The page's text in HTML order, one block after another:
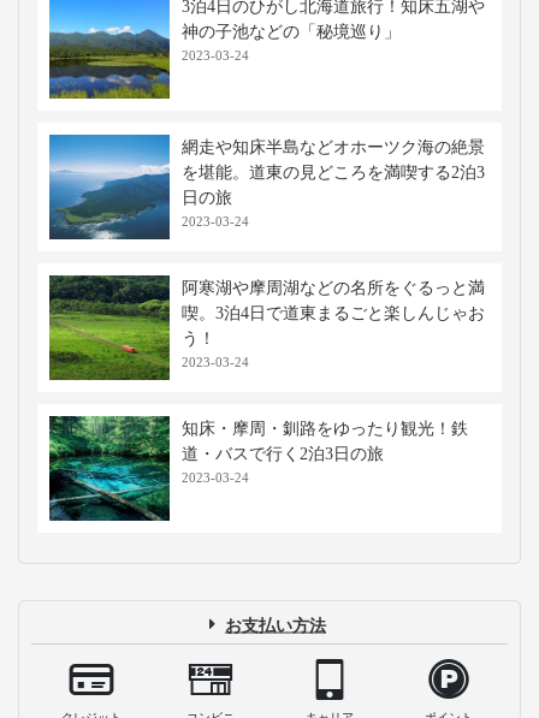
3泊4日のひがし北海道旅行！知床五湖や
神の子池などの「秘境巡り」
2023-03-24
網走や知床半島などオホーツク海の絶景
を堪能。道東の見どころを満喫する2泊3
日の旅
2023-03-24
阿寒湖や摩周湖などの名所をぐるっと満
喫。3泊4日で道東まるごと楽しんじゃお
う！
2023-03-24
知床・摩周・釧路をゆったり観光！鉄
道・バスで行く2泊3日の旅
2023-03-24
お支払い方法